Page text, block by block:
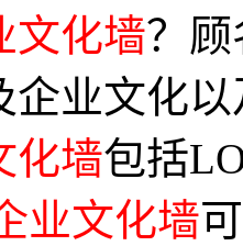
文化墙？
企业文化
化墙包括
业文化墙